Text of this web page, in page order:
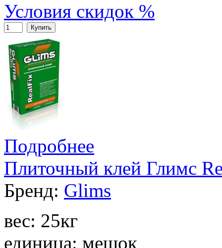
Условия скидок %
Купить
Подробнее
Плиточный клей Глимс
Бренд: Glims
вес: 25кг
единица: мешок